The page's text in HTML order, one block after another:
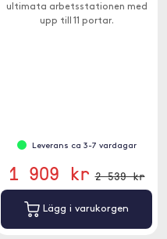
ultimata arbetsstationen med
upp till 11 portar.
Leverans ca 3-7 vardagar
1 909 kr 2 539 kr
Lägg i varukorgen